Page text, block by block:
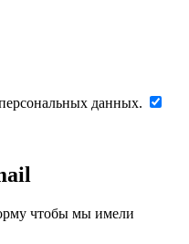
данных.
чтобы мы имели